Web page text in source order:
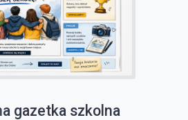
gazetka szkolna